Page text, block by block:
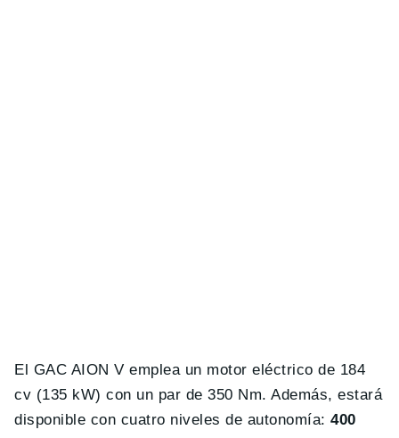
El GAC AION V emplea un motor eléctrico de 184
cv (135 kW) con un par de 350 Nm. Además, estará
disponible con cuatro niveles de autonomía: 400